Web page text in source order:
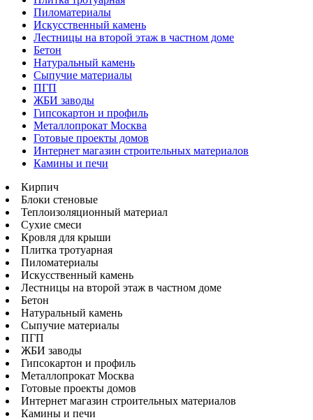
Пиломатериалы
Искусственный камень
Лестницы на второй этаж в частном доме
Бетон
Натуральный камень
Сыпучие материалы
ПГП
ЖБИ заводы
Гипсокартон и профиль
Металлопрокат Москва
Готовые проекты домов
Интернет магазин строительных материалов
Камины и печи
Кирпич
Блоки стеновые
Теплоизоляционный материал
Сухие смеси
Кровля для крыши
Плитка тротуарная
Пиломатериалы
Искусственный камень
Лестницы на второй этаж в частном доме
Бетон
Натуральный камень
Сыпучие материалы
ПГП
ЖБИ заводы
Гипсокартон и профиль
Металлопрокат Москва
Готовые проекты домов
Интернет магазин строительных материалов
Камины и печи